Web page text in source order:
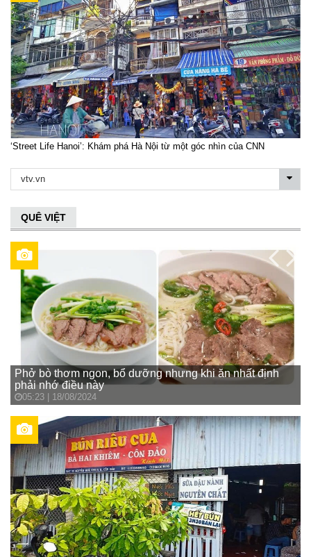
‘Street Life Hanoi’: Khám phá Hà Nội từ một góc nhìn của CNN
QUÊ VIỆT
Phở bò thơm ngon, bổ dưỡng nhưng khi ăn nhất định
phải nhớ điều này
05:23 | 18/08/2024